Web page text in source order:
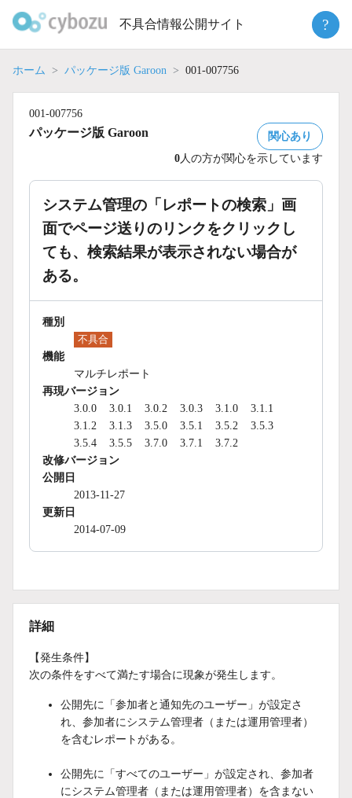
不具合情報公開サイト ?
ホーム パッケージ版 Garoon 001-007756
001-007756
パッケージ版 Garoon
関心あり
0 人の方が関心を示しています
システム管理の「レポートの検索」画
面でページ送りのリンクをクリックし
ても、検索結果が表示されない場合が
ある。
種別
不具合
機能
マルチレポート
再現バージョン
3.0.0
3.0.1 3.0.2 3.0.3 3.1.0
3.1.1
3.1.2
3.1.3 3.5.0 3.5.1 3.5.2
3.5.3
3.5.4
3.5.5 3.7.0 3.7.1
3.7.2
改修バージョン
公開日
2013-11-27
更新日
2014-07-09
詳細
【発生条件】
次の条件をすべて満たす場合に現象が発生します。
公開先に「参加者と通知先のユーザー」が設定さ
れ、参加者にシステム管理者（または運用管理者）
を含むレポートがある。
公開先に「すべてのユーザー」が設定され、参加者
にシステム管理者（または運用管理者）を含まない